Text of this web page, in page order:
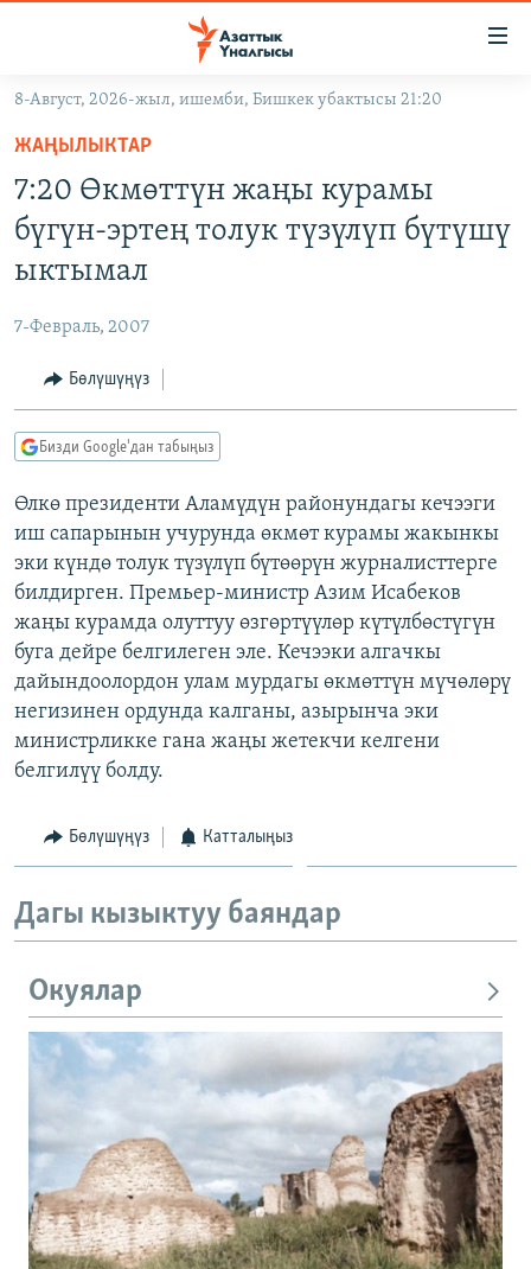
Навигацияга
өтүңүз
салыңыз
МАДАНИЯТ
ДҮЙНӨ
УКРАИНА
ТВ ПРОГРАММАЛАР
БҮГҮН АЗАТТЫКТА
ДАНИСТЕ
АЗАТТЫК+
ЫҢГАЙСЫЗ СУРООЛОР
ПОДКАСТ
ОНЛАЙН ШЕРИНЕ
ЭЕ/АРнун бардык сайттары
8-Август, 2026-жыл, ишемби, Бишкек убактысы 21:20
ЖАҢЫЛЫКТАР
7:20 Өкмөттүн жаңы курамы
бүгүн-эртең толук түзүлүп бүтүшү
ыктымал
7-Февраль, 2007
Бөлүшүңүз
Бизди Google'дан табыңыз
Өлкө президенти Аламүдүн районундагы кечээги
иш сапарынын учурунда өкмөт курамы жакынкы
эки күндө толук түзүлүп бүтөөрүн журналисттерге
билдирген. Премьер-министр Азим Исабеков
жаңы курамда олуттуу өзгөртүүлөр күтүлбөстүгүн
буга дейре белгилеген эле. Кечээки алгачкы
дайындоолордон улам мурдагы өкмөттүн мүчөлөрү
негизинен ордунда калганы, азырынча эки
министрликке гана жаңы жетекчи келгени
белгилүү болду.
Бөлүшүңүз Катталыңыз
Дагы кызыктуу баяндар
Окуялар